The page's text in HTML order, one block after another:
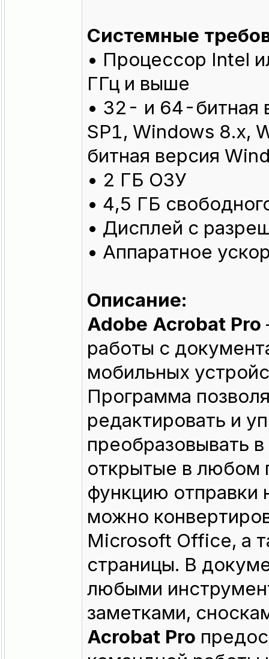
Системные
• Процессор Intel
ГГц и выше
• 32- и 64-битная
SP1, Windows 8.x,
битная версия
• 2 ГБ ОЗУ
• 4,5 ГБ
• Дисплей с
• Аппаратное
Описание:
Adobe Acrobat Pro
работы с
мобильных
Программа
редактировать и
преобразовывать
открытые в
функцию отправки
можно
Microsoft Office, а
страницы. В
любыми
заметками,
Acrobat Pro